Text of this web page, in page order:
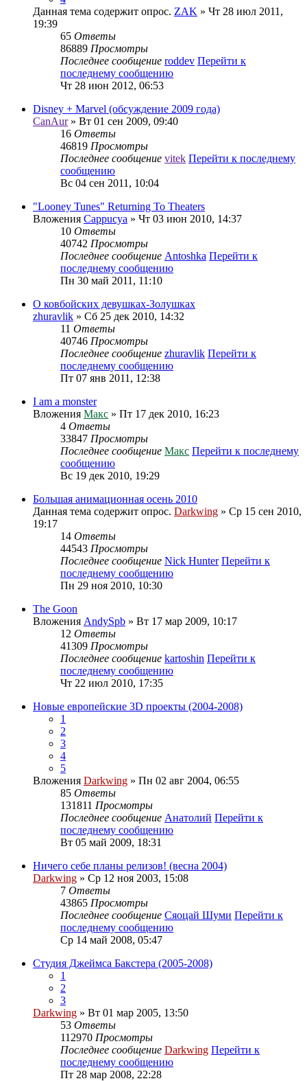
Данная тема содержит опрос. ZAK » Чт 28 июл 2011,
19:39
65 Ответы
86889 Просмотры
Последнее сообщение roddev Перейти к
последнему сообщению
Чт 28 июн 2012, 06:53
Disney + Marvel (обсуждение 2009 года)
CanAur» Вт 01 сен 2009, 09:40
16 Ответы
46819 Просмотры
Последнее сообщение vitek Перейти к последнему
сообщению
Вс 04 сен 2011, 10:04
"Looney Tunes" Returning To Theaters
Вложения Cappucya » Чт 03 июн 2010, 14:37
10 Ответы
40742 Просмотры
Последнее сообщение Antoshka Перейти к
последнему сообщению
Пн 30 май 2011, 11:10
О ковбойских девушках-Золушках
zhuravlik » Сб 25 дек 2010, 14:32
11 Ответы
40746 Просмотры
Последнее сообщение zhuravlik Перейти к
последнему сообщению
Пт 07 янв 2011, 12:38
I am a monster
Вложения Макс » Пт 17 дек 2010, 16:23
4 Ответы
33847 Просмотры
Последнее сообщение Макс Перейти к последнему
сообщению
Вс 19 дек 2010, 19:29
Большая анимационная осень 2010
Данная тема содержит опрос. Darkwing » Ср 15 сен 2010,
19:17
14 Ответы
44543 Просмотры
Последнее сообщение Nick Hunter Перейти к
последнему сообщению
Пн 29 ноя 2010, 10:30
The Goon
Вложения AndySpb » Вт 17 мар 2009, 10:17
12 Ответы
41309 Просмотры
Последнее сообщение kartoshin Перейти к
последнему сообщению
Чт 22 июл 2010, 17:35
Новые европейские 3D проекты (2004-2008)
1
2
3
4
5
Вложения Darkwing » Пн 02 авг 2004, 06:55
85 Ответы
131811 Просмотры
Последнее сообщение Анатолий Перейти к
последнему сообщению
Вт 05 май 2009, 18:31
Ничего себе планы релизов! (весна 2004)
Darkwing » Ср 12 ноя 2003, 15:08
7 Ответы
43865 Просмотры
Последнее сообщение Сяоцай Шуми Перейти к
последнему сообщению
Ср 14 май 2008, 05:47
Студия Джеймса Бакстера (2005-2008)
1
2
3
Darkwing » Вт 01 мар 2005, 13:50
53 Ответы
112970 Просмотры
Последнее сообщение Darkwing Перейти к
последнему сообщению
Пт 28 мар 2008, 22:28